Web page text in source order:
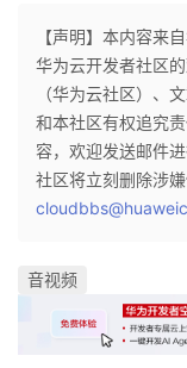
【声明】本内容来
华为云开发者社区
（华为云社区）、
和本社区有权追究
容，欢迎发送邮件
社区将立刻删除涉
音视频